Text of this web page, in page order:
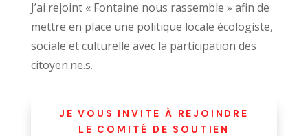
J’ai rejoint « Fontaine nous rassemble » afin de
mettre en place une politique locale écologiste,
sociale et culturelle avec la participation des
citoyen.ne.s.
JE VOUS INVITE À REJOINDRE
LE COMITÉ DE SOUTIEN